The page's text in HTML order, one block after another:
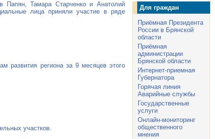
Папян, Тамара Старченко и Анатолий
лица приняли участие в ряде
развития региона за 9 месяцев этого
участков.
Для граждан
Приёмная Президента
России в Брянской
области
Приёмная
администрации
Брянской области
Интернет-приемная
Губернатора
Горячая линия
Аварийные службы
Государственные
услуги
Онлайн-мониторинг
общественного
мнения